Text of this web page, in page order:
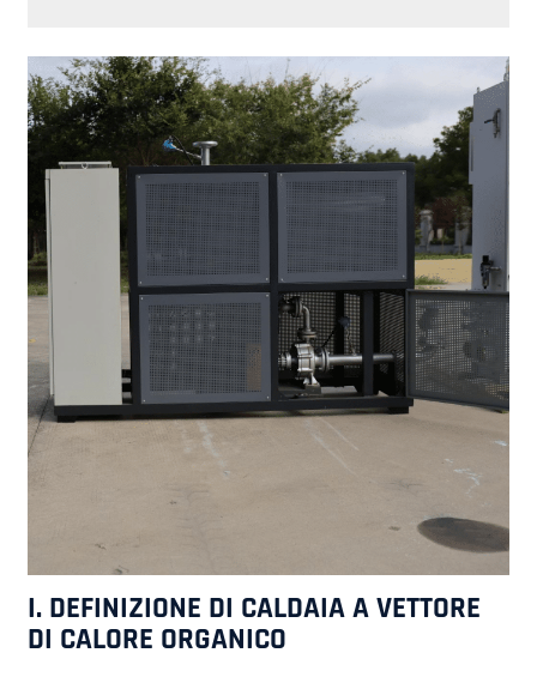
I. DEFINIZIONE DI CALDAIA A VETTORE
DI CALORE ORGANICO